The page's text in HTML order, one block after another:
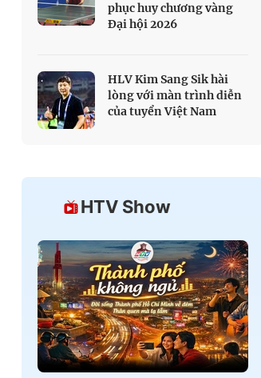
phục huy chương vàng
Đại hội 2026
HLV Kim Sang Sik hài
lòng với màn trình diễn
của tuyển Việt Nam
HTV Show